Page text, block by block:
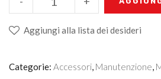
Aggiungi alla lista dei desideri
Categorie: Accessori, Manutenzione,